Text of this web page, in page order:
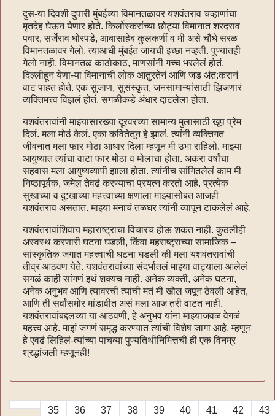
दुस-या दिवशी दुपारी मुंबईच्या विमानतळावर यशवंतराव चव्हाणांचा
मृतदेह घेऊन येणार होते. किर्लोस्करांच्या छोट्या विमानात शरदराव
पवार, सर्जेराव घोरपडे, आबासाहेब कुलकर्णी व मी असे चौघे सरळ
विमानतळावर गेलो. त्याआधी मुंबईत जायची इच्छा नव्हती. पुण्यातही
गेलो नाही. विमानतळ काठोकाठ, माणसांनी गच्च भरलेलं होतं.
दिल्लीहून येणा-या विमानाची लोक आतुरतेनं आणि जड अंत:करानं
वाट पाहत होते. एक सुजाण, सुसंस्कृत, जनसामान्यांसाठी झिजणारं
व्यक्तिमत्त्व विझलं होतं. सगळीकडे अंधार दाटलेला होता.
यशवंतरावांनी माझ्यासारख्या दूरवरच्या सामान्य मुलासाठी खूप प्रेम
दिलं. मला मोठं केलं. एका कवितेतून हे झालं. त्यांनी व्यक्तिगत
जीवनात मला फार मोठा आधार दिला म्हणून मी उभा राहिलो. माझ्या
आयुष्यात त्यांचा वाटा फार मोठा व मोलाचा होता. अकरा वर्षांचा
सहवास मला आयुष्यव्यापी झाला होता. त्यांनीच सांगितलेलं काम मी
निष्ठापूर्वक, जमेल तेवढं करण्याचा प्रयत्न करतो आहे. प्रत्येक
सुखाच्या व दु:खाच्या महत्त्वाच्या क्षणाला माझ्यासोबत आजही
यशवंतराव असतात. माझ्या मनाचं तळघर त्यांनी व्यापून टाकलेलं आहे.
यशवंतरावांशिवाय महाराष्ट्राचा विचारच होऊ शकत नाही. कुठलीही
अस्वस्थ करणारी घटना घडली, किंवा महराष्ट्राच्या सामाजिक –
सांस्कृतिक जगात महत्त्वाची घटना घडली की मला यशवंतरावांची
तीव्र आठवण येते. यशवंतरावांच्या संदर्भातलं माझ्या वाट्याला आलेलं
सगळं काही सांगणं इथं शक्यच नाही. अनेक व्यक्ती, अनेक घटना,
अनेक अनुभव आणि त्यावरची त्यांची मतं मी खोल जपून ठेवली आहेत,
आणि ती सर्वांसमोर मांडावीत असं मला आज तरी वाटत नाही.
यशवंतरावांबद्दलच्या या आठवणी, हे अनुभव यांना माझ्याजवळ वेगळं
महत्त्व आहे. माझं जगणं समृद्ध करण्यात त्यांची विशेष जागा आहे. म्हणून
हे एवढं लिहिलं-त्यांच्या पाचव्या पुण्यतिथीनिमित्तची ही एक विनम्र
श्रद्धांजली म्हणूनही!
35 36 37 38 39 40 41 42 43